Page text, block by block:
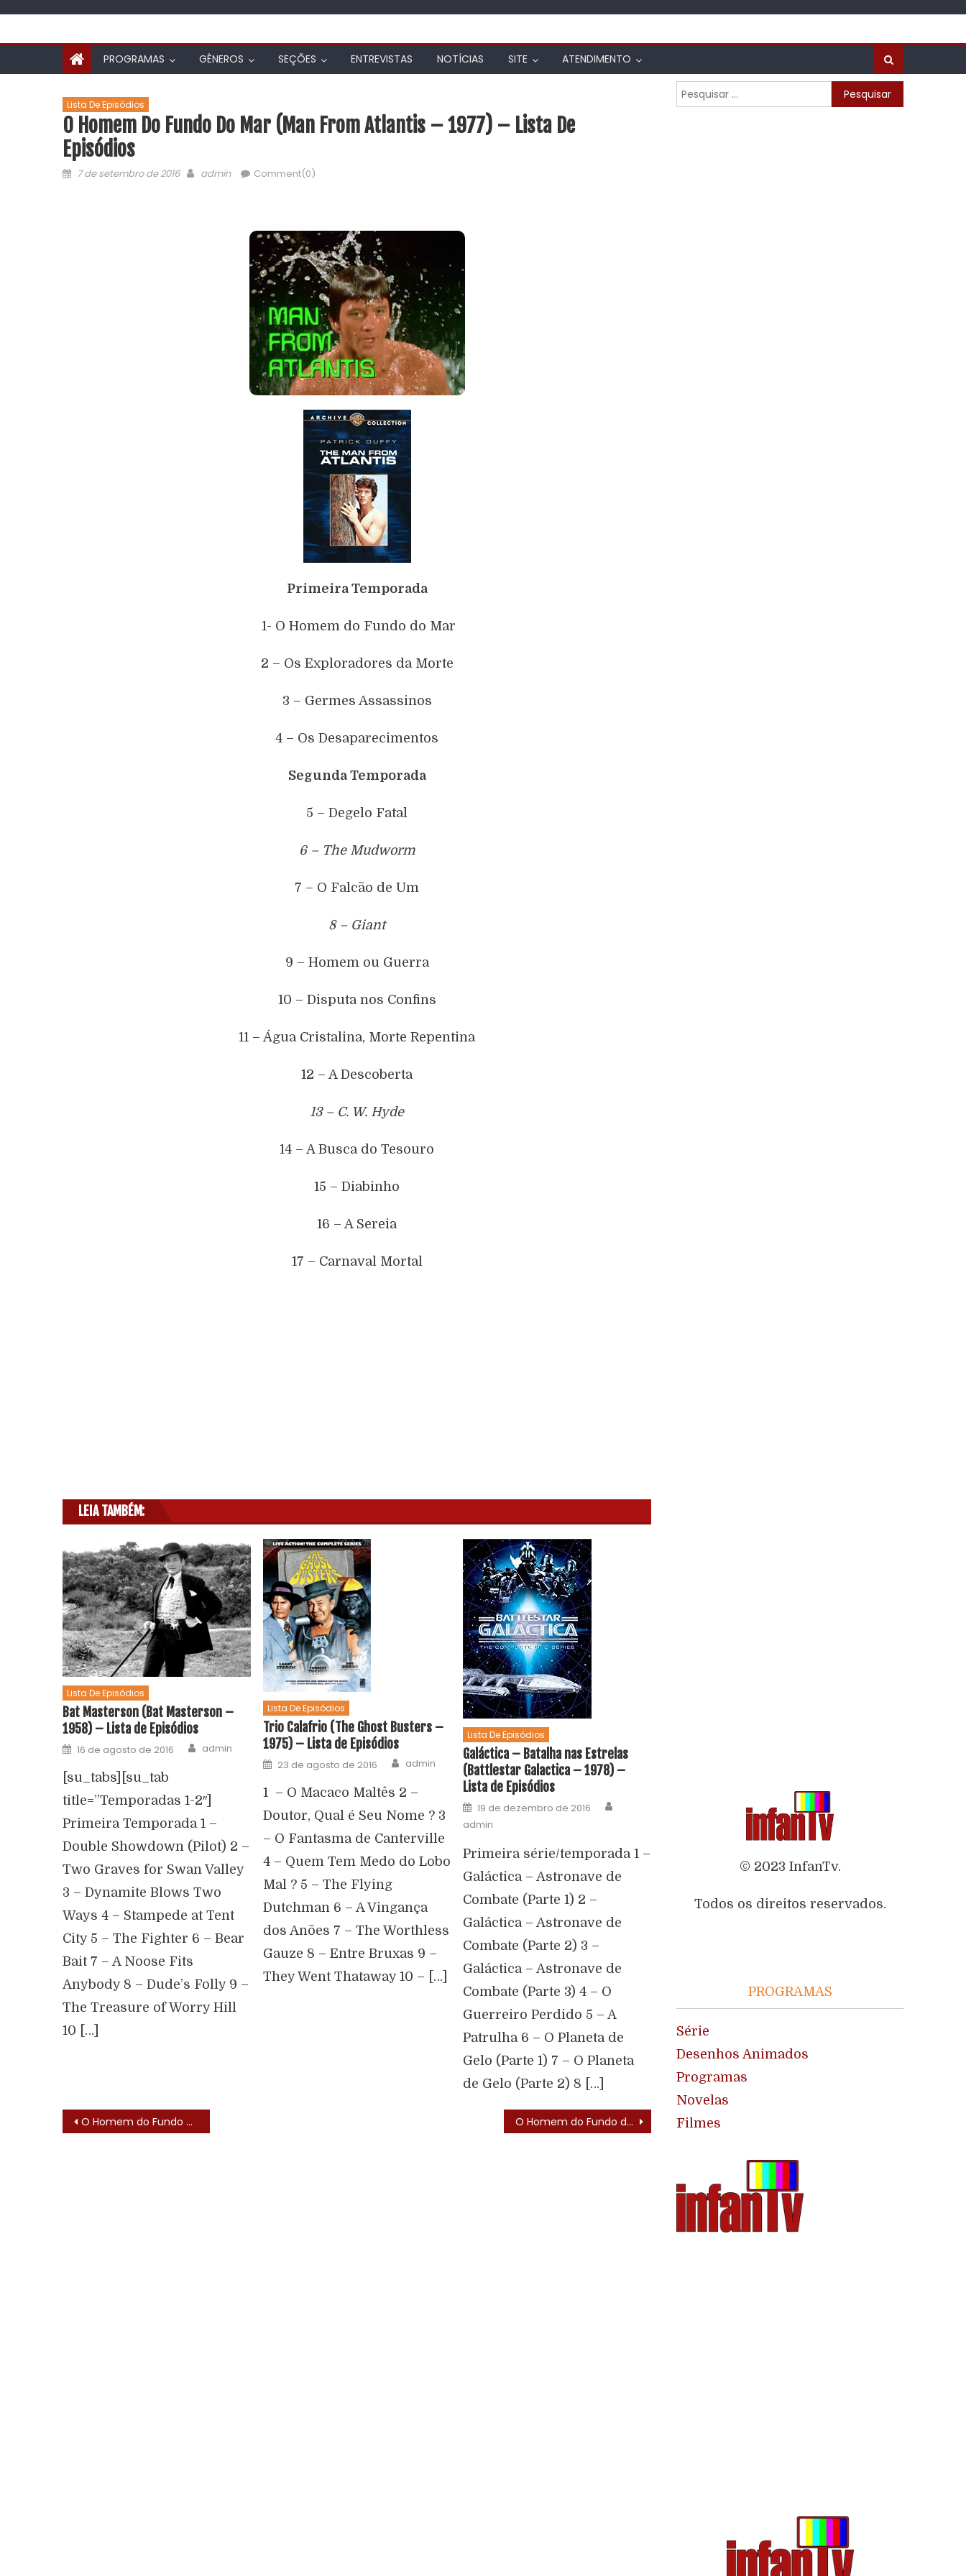
PROGRAMAS GÊNEROS SEÇÕES ENTREVISTAS NOTÍCIAS SITE ATENDIMENTO
Lista De Episódios
O Homem Do Fundo Do Mar (Man From Atlantis – 1977) – Lista De
Episódios
7 de setembro de 2016 admin Comment(0)
Primeira Temporada
1- O Homem do Fundo do Mar
2 – Os Exploradores da Morte
3 – Germes Assassinos
4 – Os Desaparecimentos
Segunda Temporada
5 – Degelo Fatal
6 – The Mudworm
7 – O Falcão de Um
8 – Giant
9 – Homem ou Guerra
10 – Disputa nos Confins
11 – Água Cristalina, Morte Repentina
12 – A Descoberta
13 – C. W. Hyde
14 – A Busca do Tesouro
15 – Diabinho
16 – A Sereia
17 – Carnaval Mortal
LEIA TAMBÉM:
Lista De Episódios
Bat Masterson (Bat Masterson –
1958) – Lista de Episódios
16 de agosto de 2016 admin
[su_tabs][su_tab
title=”Temporadas 1-2″]
Primeira Temporada 1 –
Double Showdown (Pilot) 2 –
Two Graves for Swan Valley
3 – Dynamite Blows Two
Ways 4 – Stampede at Tent
City 5 – The Fighter 6 – Bear
Bait 7 – A Noose Fits
Anybody 8 – Dude’s Folly 9 –
The Treasure of Worry Hill
10 […]
Lista De Episódios
Trio Calafrio (The Ghost Busters –
1975) – Lista de Episódios
23 de agosto de 2016 admin
1 – O Macaco Maltês 2 –
Doutor, Qual é Seu Nome ? 3
– O Fantasma de Canterville
4 – Quem Tem Medo do Lobo
Mal ? 5 – The Flying
Dutchman 6 – A Vingança
dos Anões 7 – The Worthless
Gauze 8 – Entre Bruxas 9 –
They Went Thataway 10 – […]
Lista De Episódios
Galáctica – Batalha nas Estrelas
(Battlestar Galactica – 1978) –
Lista de Episódios
19 de dezembro de 2016
admin
Primeira série/temporada 1 –
Galáctica – Astronave de
Combate (Parte 1) 2 –
Galáctica – Astronave de
Combate (Parte 2) 3 –
Galáctica – Astronave de
Combate (Parte 3) 4 – O
Guerreiro Perdido 5 – A
Patrulha 6 – O Planeta de
Gelo (Parte 1) 7 – O Planeta
de Gelo (Parte 2) 8 […]
O Homem do Fundo do Mar (Man From Atlantis – 1977) O Homem do Fundo do Mar (Man From Atlantis – 1977) – Elenco
© 2023 InfanTv.
Todos os direitos reservados.
PROGRAMAS
Série
Desenhos Animados
Programas
Novelas
Filmes